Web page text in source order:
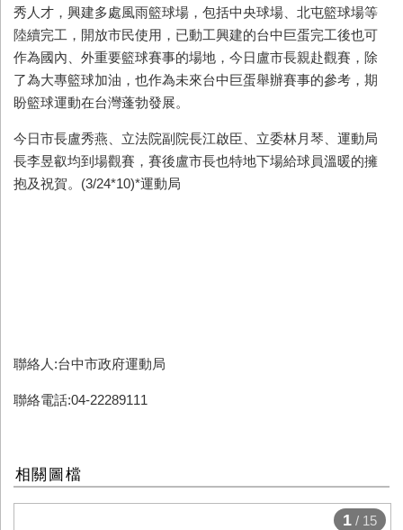
秀人才，興建多處風雨籃球場，包括中央球場、北屯籃球場等
陸續完工，開放市民使用，已動工興建的台中巨蛋完工後也可
作為國內、外重要籃球賽事的場地，今日盧市長親赴觀賽，除
了為大專籃球加油，也作為未來台中巨蛋舉辦賽事的參考，期
盼籃球運動在台灣蓬勃發展。
今日市長盧秀燕、立法院副院長江啟臣、立委林月琴、運動局
長李昱叡均到場觀賽，賽後盧市長也特地下場給球員溫暖的擁
抱及祝賀。(3/24*10)*運動局
聯絡人:台中市政府運動局
聯絡電話:04-22289111
相關圖檔
1 / 15